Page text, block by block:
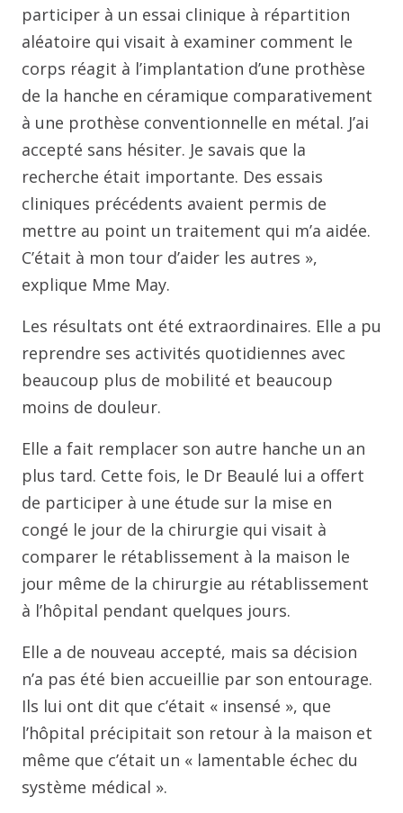
participer à un essai clinique à répartition
aléatoire qui visait à examiner comment le
corps réagit à l’implantation d’une prothèse
de la hanche en céramique comparativement
à une prothèse conventionnelle en métal. J’ai
accepté sans hésiter. Je savais que la
recherche était importante. Des essais
cliniques précédents avaient permis de
mettre au point un traitement qui m’a aidée.
C’était à mon tour d’aider les autres »,
explique Mme May.
Les résultats ont été extraordinaires. Elle a pu
reprendre ses activités quotidiennes avec
beaucoup plus de mobilité et beaucoup
moins de douleur.
Elle a fait remplacer son autre hanche un an
plus tard. Cette fois, le Dr Beaulé lui a offert
de participer à une étude sur la mise en
congé le jour de la chirurgie qui visait à
comparer le rétablissement à la maison le
jour même de la chirurgie au rétablissement
à l’hôpital pendant quelques jours.
Elle a de nouveau accepté, mais sa décision
n’a pas été bien accueillie par son entourage.
Ils lui ont dit que c’était « insensé », que
l’hôpital précipitait son retour à la maison et
même que c’était un « lamentable échec du
système médical ».